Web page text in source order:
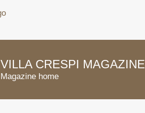
VILLA CRESPI MAGAZINE
Magazine home